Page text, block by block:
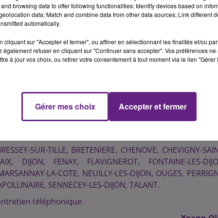
autour de la mobilité en ville s'intitule
en place conjointement par le Grand Dijon, le
au sort puis interrogés sur leur habitudes de
service d'autopartage, pistes cyclables... le Grand
les habitudes de déplacement des utilisateurs.
indépendant, soit par téléphone, soit
réponses seront anonymisées et transmise au
la mobilité et l'aménagement,
SUR-TILLE, BRETENIERE, CHENOVE, CHEVIGNY-
DIJON, FENAY, FLAVIGNEROT, FONTAINE-LES-
LA-COTE, NEUILLY-LES-DIJON, OUGES,
SENNECEY-LES-DIJON, TALANT.
téléphonique.
browsing data to offer following functionalities: Identify devices based on
data; Match and combine data from other data sources; Link different
automatically.
cliquant sur "Accepter et fermer", ou affiner en sélectionnant les finalités et/ou
également refuser en cliquant sur "Continuer sans accepter". Vos préférences
à jour vos choix, ou retirer votre consentement à tout moment via le lien
Gérer mes choix Accepter et fermer